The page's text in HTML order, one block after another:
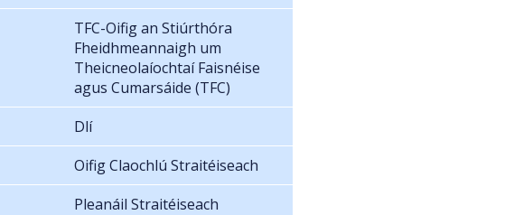
TFC-Oifig an Stiúrthóra
Fheidhmeannaigh um
Theicneolaíochtaí Faisnéise
agus Cumarsáide (TFC)
Dlí
Oifig Claochlú Straitéiseach
Pleanáil Straitéiseach